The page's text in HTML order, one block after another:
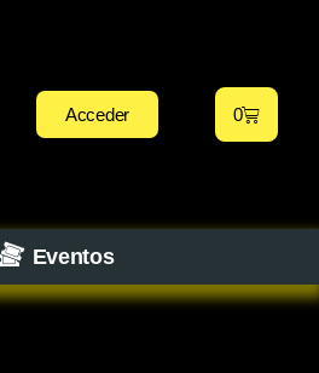
Acceder 0
Eventos